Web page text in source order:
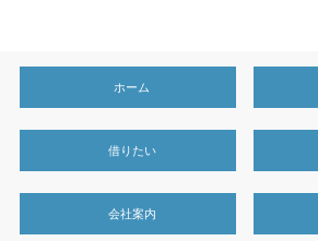
ホーム
借りたい
会社案内